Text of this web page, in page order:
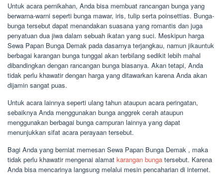
Untuk acara pernikahan, Anda bisa membuat rancangan bunga yang
berwarna-warni seperti bunga mawar, iris, tulip serta poinsettias. Bunga-
bunga tersebut dapat menandakan suasana yang romantis dan juga
penyatuan dua jiwa dalam sebuah ikatan yang suci. Meskipun harga
Sewa Papan Bunga Demak pada dasarnya terjangkau, namun jikauntuk
berbagai karangan bunga tunggal akan terbilang sedikit lebih mahal
dibandingkan dengan rancangan bunga biasanya. Akan tetapi, Anda
tidak perlu khawatir dengan harga yang ditawarkan karena Anda akan
dijamin sangat puas.
Untuk acara lainnya seperti ulang tahun ataupun acara peringatan,
sebaiknya Anda menggunakan bunga anggrek cerah ataupun
menggunakan berbagai bunga campuran lainnya yang dapat
menunjukkan sifat acara perayaan tersebut.
Bagi Anda yang berniat memesan Sewa Papan Bunga Demak , maka
tidak perlu khawatir mengenai alamat karangan bunga tersebut. Karena
Anda bisa mencarinya langsung melalui mesin pencaharian di internet.